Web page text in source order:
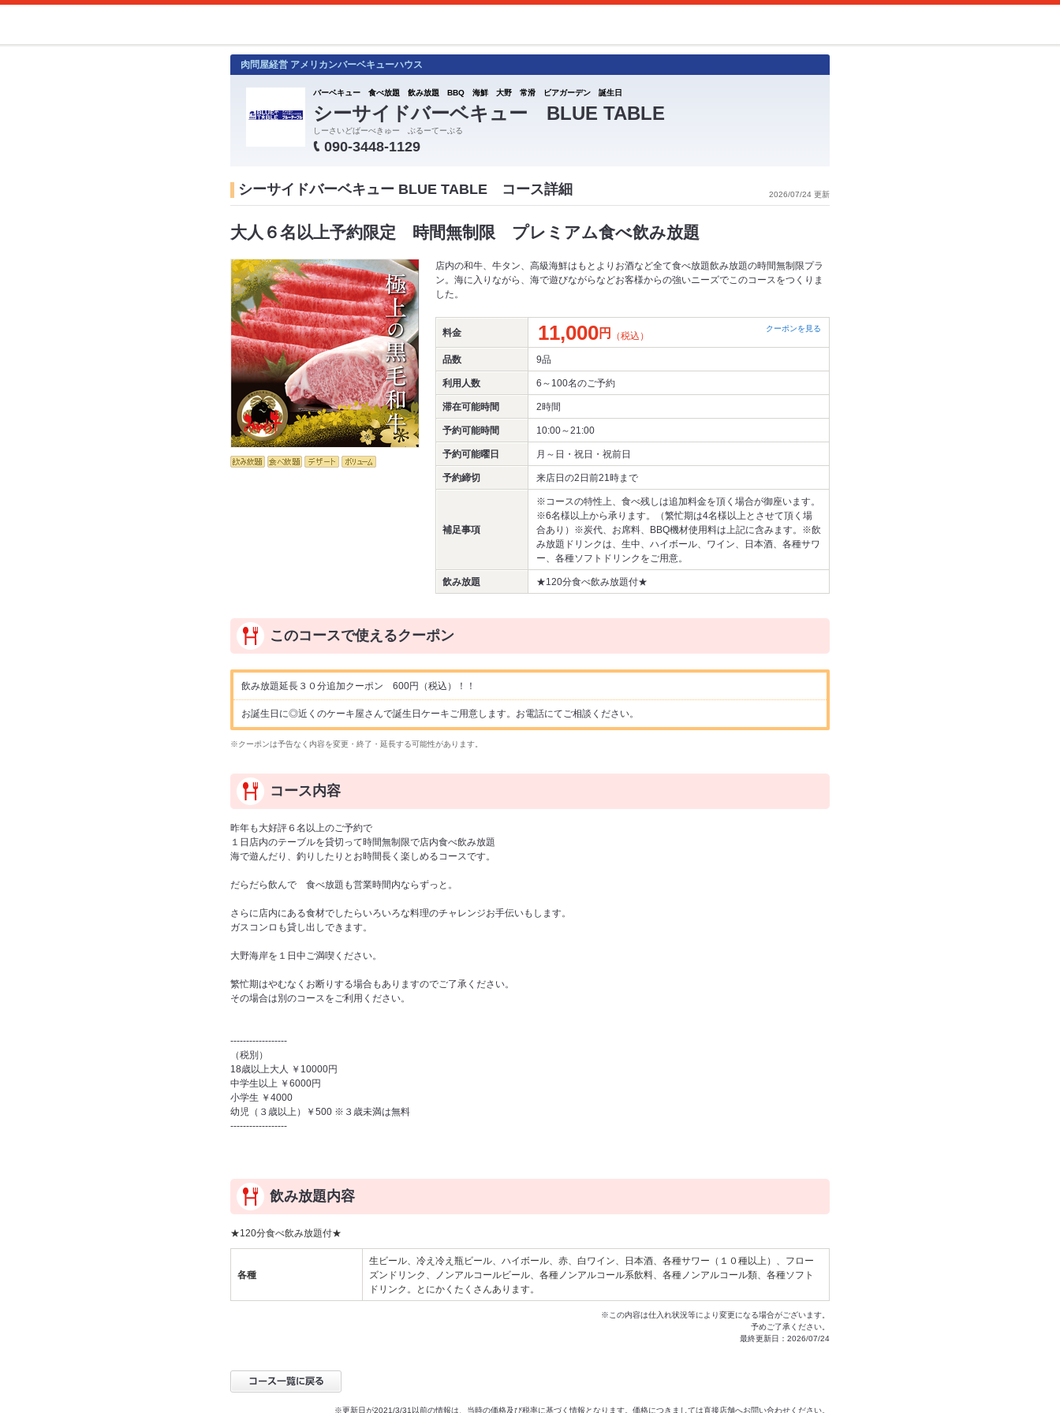
肉問屋経営 アメリカンバーベキューハウス
バーベキュー 食べ放題 飲み放題 BBQ 海鮮 大野 常滑 ビアガーデン 誕生日
シーサイドバーベキュー BLUE TABLE
しーさいどばーべきゅー ぶるーてーぶる
090-3448-1129
2026/07/24 更新
シーサイドバーベキュー BLUE TABLE コース詳細
大人６名以上予約限定 時間無制限 プレミアム食べ飲み放題
店内の和牛、牛タン、高級海鮮はもとよりお酒など全て食べ放題飲み放題の時間無制限プラ
ン。海に入りながら、海で遊びながらなどお客様からの強いニーズでこのコースをつくりま
した。
料金 11,000円 （税込）
クーポンを見る
品数 9品
利用人数 6～100名のご予約
滞在可能時間 2時間
予約可能時間 10:00～21:00
予約可能曜日 月～日・祝日・祝前日
予約締切 来店日の2日前21時まで
補足事項
※コースの特性上、食べ残しは追加料金を頂く場合が御座います。
※6名様以上から承ります。（繁忙期は4名様以上とさせて頂く場
合あり）※炭代、お席料、BBQ機材使用料は上記に含みます。※飲
み放題ドリンクは、生中、ハイボール、ワイン、日本酒、各種サワ
ー、各種ソフトドリンクをご用意。
飲み放題 ★120分食べ飲み放題付★
このコースで使えるクーポン
飲み放題延長３０分追加クーポン 600円（税込）！！
お誕生日に◎近くのケーキ屋さんで誕生日ケーキご用意します。お電話にてご相談ください。
※クーポンは予告なく内容を変更・終了・延長する可能性があります。
コース内容
昨年も大好評６名以上のご予約で
１日店内のテーブルを貸切って時間無制限で店内食べ飲み放題
海で遊んだり、釣りしたりとお時間長く楽しめるコースです。
だらだら飲んで 食べ放題も営業時間内ならずっと。
さらに店内にある食材でしたらいろいろな料理のチャレンジお手伝いもします。
ガスコンロも貸し出しできます。
大野海岸を１日中ご満喫ください。
繁忙期はやむなくお断りする場合もありますのでご了承ください。
その場合は別のコースをご利用ください。
------------------
（税別）
18歳以上大人 ￥10000円
中学生以上 ￥6000円
小学生 ￥4000
幼児（３歳以上）￥500 ※３歳未満は無料
------------------
飲み放題内容
★120分食べ飲み放題付★
各種
生ビール、冷え冷え瓶ビール、ハイボール、赤、白ワイン、日本酒、各種サワー（１０種以上）、フロー
ズンドリンク、ノンアルコールビール、各種ノンアルコール系飲料、各種ノンアルコール類、各種ソフト
ドリンク。とにかくたくさんあります。
※この内容は仕入れ状況等により変更になる場合がございます。
予めご了承ください。
最終更新日：2026/07/24
※更新日が2021/3/31以前の情報は、当時の価格及び税率に基づく情報となります。価格につきましては直接店舗へお問い合わせください。